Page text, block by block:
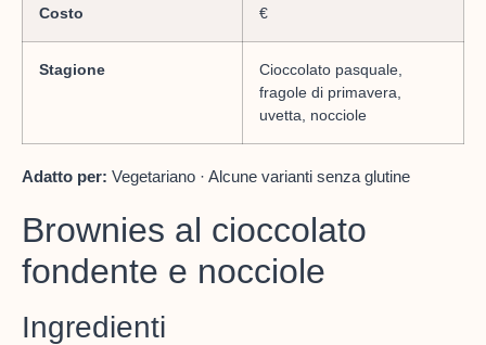
Costo €
Stagione
Cioccolato pasquale,
fragole di primavera,
uvetta, nocciole
Adatto per: Vegetariano · Alcune varianti senza glutine
Brownies al cioccolato
fondente e nocciole
Ingredienti